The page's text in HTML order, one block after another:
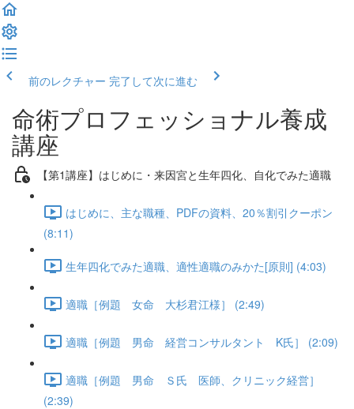
前のレクチャー 完了して次に進む
命術プロフェッショナル養成
講座
【第1講座】はじめに・来因宮と生年四化、自化でみた適職
はじめに、主な職種、PDFの資料、20％割引クーポン
(8:11)
生年四化でみた適職、適性適職のみかた[原則] (4:03)
適職［例題 女命 大杉君江様］ (2:49)
適職［例題 男命 経営コンサルタント K氏］ (2:09)
適職［例題 男命 Ｓ氏 医師、クリニック経営］
(2:39)